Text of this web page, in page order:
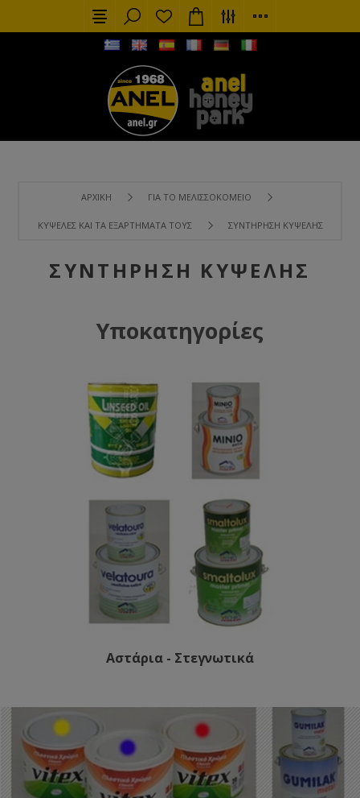
ΑΡΧΙΚΉ ΓΙΑ ΤΟ ΜΕΛΙΣΣΟΚΟΜΕΊΟ
ΚΥΨΈΛΕΣ ΚΑΙ ΤΑ ΕΞΑΡΤΉΜΑΤΑ ΤΟΥΣ ΣΥΝΤΉΡΗΣΗ ΚΥΨΈΛΗΣ
ΣΥΝΤΉΡΗΣΗ ΚΥΨΈΛΗΣ
Υποκατηγορίες
Αστάρια - Στεγνωτικά